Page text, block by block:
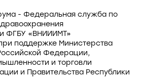
- Федеральная служба по
ФГБУ «ВНИИИМТ»
поддержке Министерства
Федерации,
и торговли
и Правительства Республики